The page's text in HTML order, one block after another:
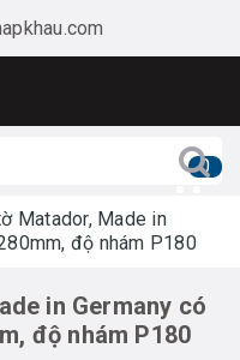
0
Matador, Made in
độ nhám P180
in Germany có
độ nhám P180